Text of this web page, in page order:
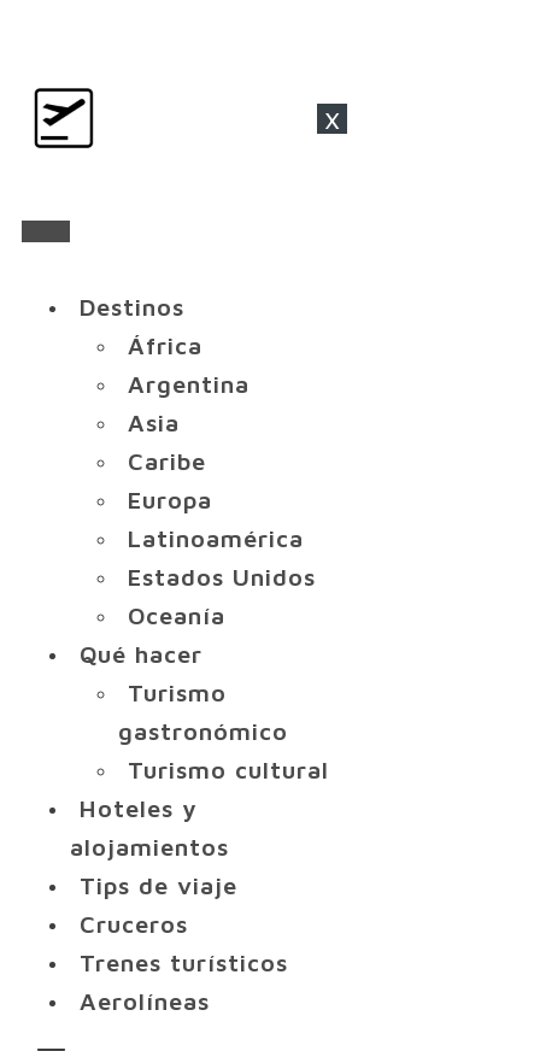
x
Destinos
África
Argentina
Asia
Caribe
Europa
Latinoamérica
Estados Unidos
Oceanía
Qué hacer
Turismo
gastronómico
Turismo cultural
Hoteles y
alojamientos
Tips de viaje
Cruceros
Trenes turísticos
Aerolíneas